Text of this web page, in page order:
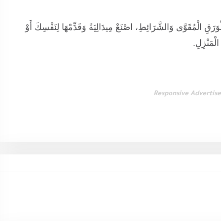
الْمُقَوَّى وَالشَّرَائِطِ، اصْنَعْ مِيدَالِيَةً وَقَدِّمْهَا لِنَفْسِكَ أَوْ
Responsive